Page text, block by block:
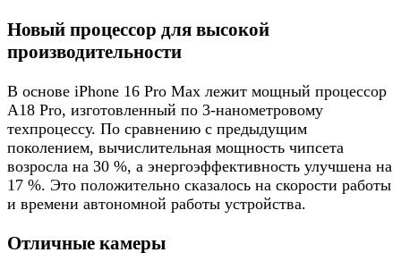
Новый процессор для высокой
производительности
В основе iPhone 16 Pro Max лежит мощный процессор
A18 Pro, изготовленный по 3-нанометровому
техпроцессу. По сравнению с предыдущим
поколением, вычислительная мощность чипсета
возросла на 30 %, а энергоэффективность улучшена на
17 %. Это положительно сказалось на скорости работы
и времени автономной работы устройства.
Отличные камеры